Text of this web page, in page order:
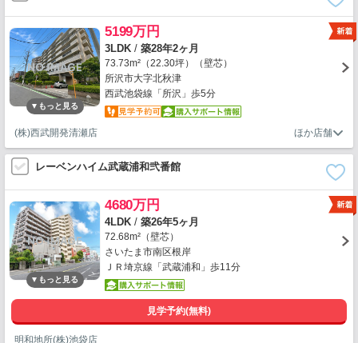
5199万円
3LDK / 築28年2ヶ月
73.73m²（22.30坪）（壁芯）
所沢市大字北秋津
西武池袋線「所沢」歩5分
(株)西武開発清瀬店
レーベンハイム武蔵浦和弐番館
4680万円
4LDK / 築26年5ヶ月
72.68m²（壁芯）
さいたま市南区根岸
ＪＲ埼京線「武蔵浦和」歩11分
見学予約(無料)
明和地所(株)池袋店